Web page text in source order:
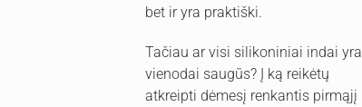
bet ir yra praktiški.
Tačiau ar visi silikoniniai indai yra
vienodai saugūs? Į ką reikėtų
atkreipti dėmesį renkantis pirmąjį